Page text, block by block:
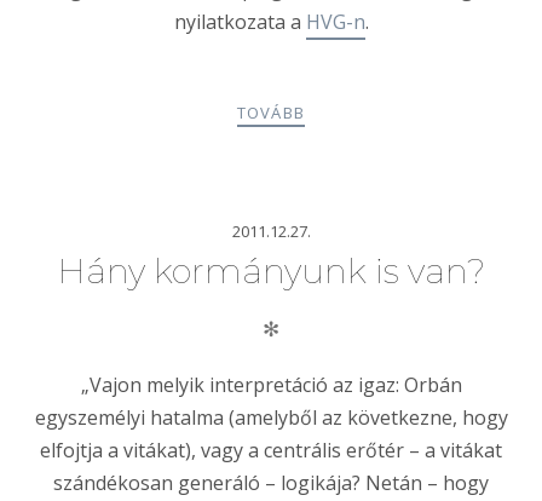
nyilatkozata a HVG-n.
TOVÁBB
2011.12.27.
Hány kormányunk is van?
✻
„Vajon melyik interpretáció az igaz: Orbán
egyszemélyi hatalma (amelyből az következne, hogy
elfojtja a vitákat), vagy a centrális erőtér – a vitákat
szándékosan generáló – logikája? Netán – hogy